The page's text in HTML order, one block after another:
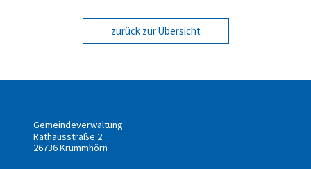
zurück zur Übersicht
Gemeindeverwaltung
Rathausstraße 2
26736 Krummhörn